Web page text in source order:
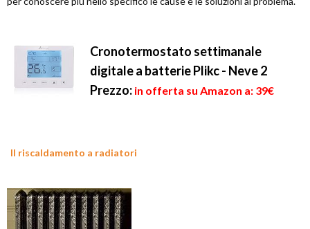
Cronotermostato settimanale
digitale a batterie Plikc - Neve 2
Prezzo: in offerta su Amazon a: 39€
Il riscaldamento a radiatori